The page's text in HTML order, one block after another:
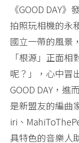
《GOOD DAY
拍照玩相機的永
國立一帶的風景
「根源」正面
呢？」，心中冒
GOOD DAY，進
是新盟友的編曲
iri、
具特色的音樂人